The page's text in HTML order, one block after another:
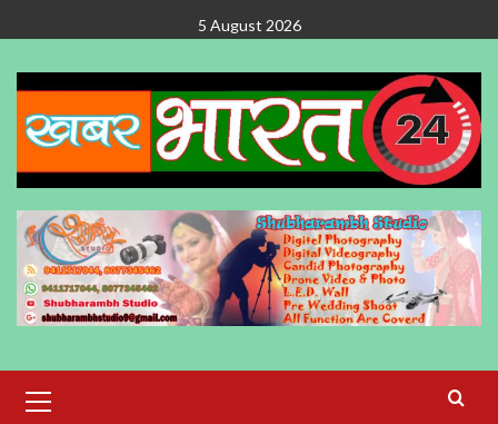
to
content
5 August 2026
Menu